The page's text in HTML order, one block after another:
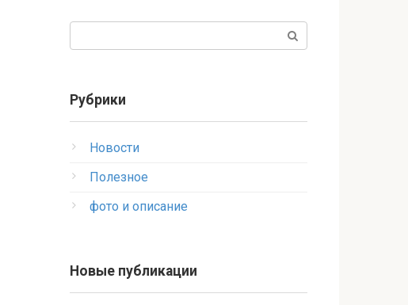
Рубрики
Новости
Полезное
фото и описание
Новые публикации